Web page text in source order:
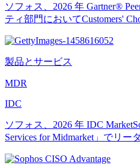
ソフォス、2026 年 Gartner®
ティ部門においてCustomers'
製品とサービス
MDR
IDC
ソフォス、2026 年 IDC
Services for Midmarket」でリー